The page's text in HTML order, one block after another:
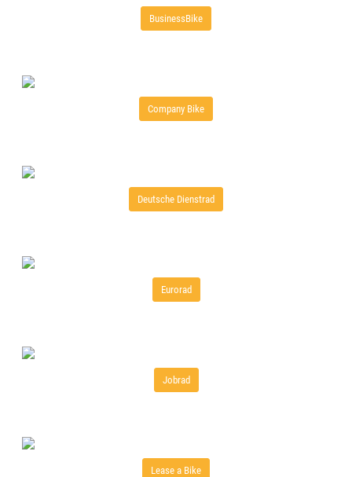
BusinessBike
Company Bike
Deutsche Dienstrad
Eurorad
Jobrad
Lease a Bike